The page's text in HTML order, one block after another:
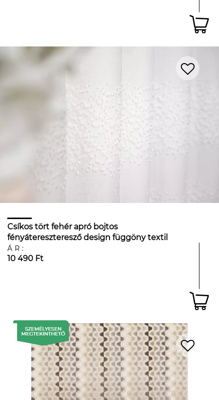
Csíkos tört fehér apró bojtos
fényátereszteresző design függöny textil
ÁR:
10 490 Ft